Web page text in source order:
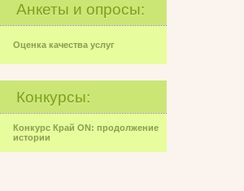
Анкеты и опросы:
Оценка качества услуг
Конкурсы:
Конкурс Край ON: продолжение
истории